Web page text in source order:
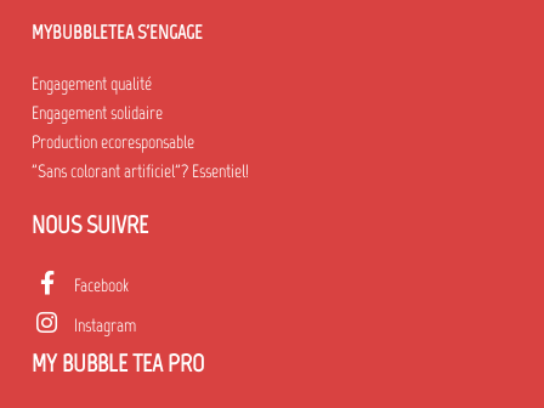
MYBUBBLETEA S'ENGAGE
Engagement qualité
Engagement solidaire
Production ecoresponsable
"Sans colorant artificiel"? Essentiel!
NOUS SUIVRE
Facebook
Instagram
MY BUBBLE TEA PRO